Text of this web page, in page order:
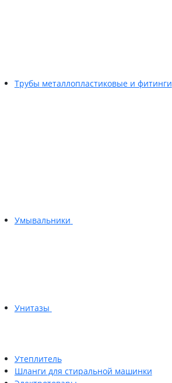
Трубы металлопластиковые и фитинги
Умывальники
Унитазы
Утеплитель
Шланги для стиральной машинки